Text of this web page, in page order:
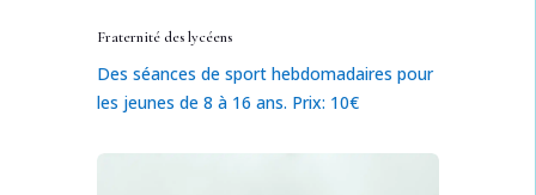
Fraternité des lycéens
Des séances de sport hebdomadaires pour
les jeunes de 8 à 16 ans. Prix: 10€